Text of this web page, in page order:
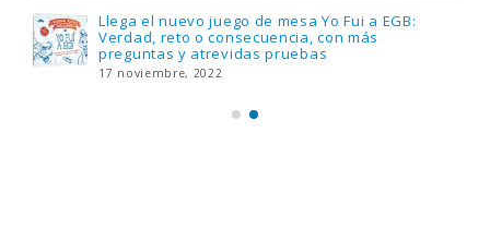
Llega el nuevo juego de mesa Yo Fui a EGB:
Verdad, reto o consecuencia, con más
preguntas y atrevidas pruebas
17 noviembre, 2022